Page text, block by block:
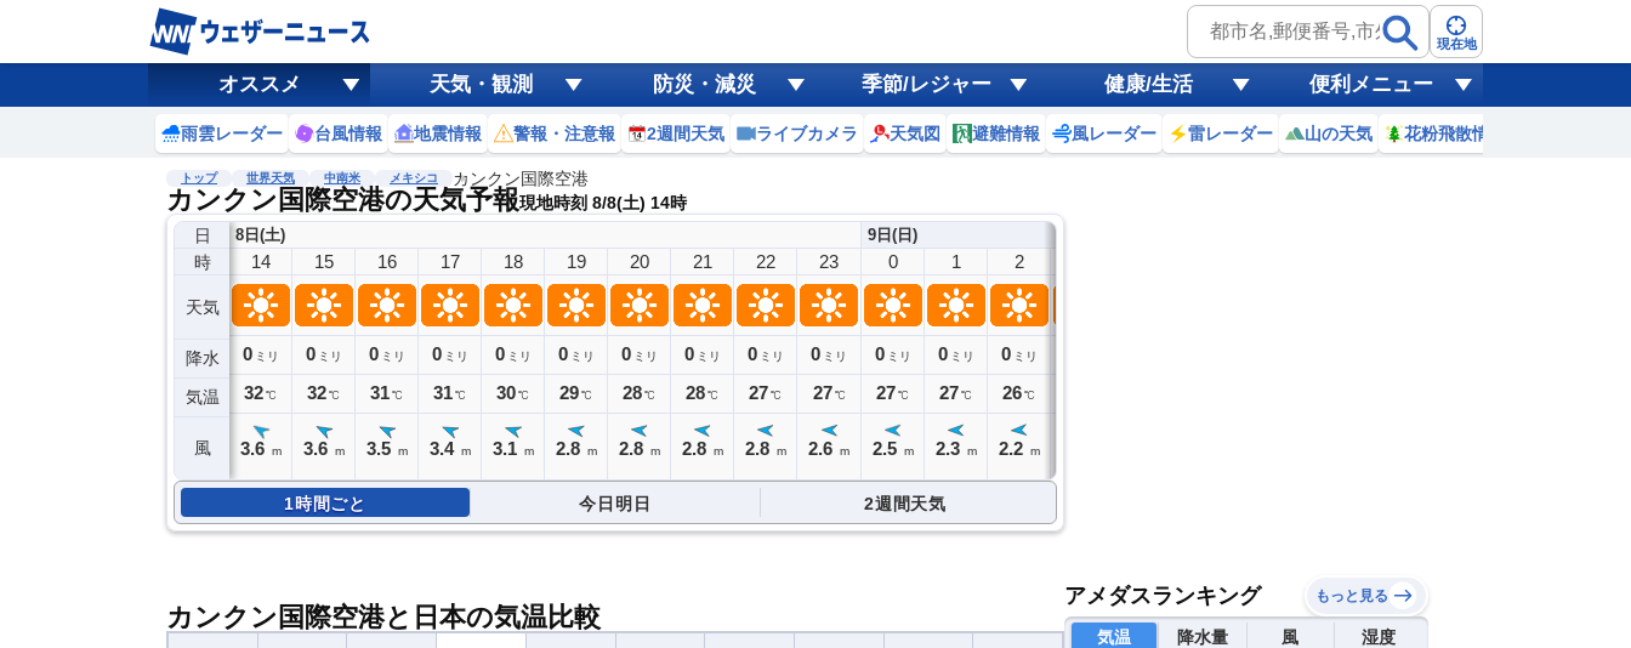
現在地
オススメ 天気・観測 防災・減災 季節/レジャー 健康/生活 便利メニュー
雨雲レーダー 台風情報 地震情報 警報・注意報 2週間天気 ライブカメラ 天気図 避難情報 風レーダー 雷レーダー 山の天気 花粉飛散情報
トップ 世界天気 中南米 メキシコ カンクン国際空港
カンクン国際空港の天気予報現地時刻 8/8(土) 14時
日
時
天気
降水
気温
風
8日(土)
14
0 ミリ
32℃
3.6 m
15
0 ミリ
32℃
3.6 m
16
0 ミリ
31℃
3.5 m
17
0 ミリ
31℃
3.4 m
18
0 ミリ
30℃
3.1 m
19
0 ミリ
29℃
2.8 m
20
0 ミリ
28℃
2.8 m
21
0 ミリ
28℃
2.8 m
22
0 ミリ
27℃
2.8 m
23
0 ミリ
27 ℃
2.6 m
9日(日)
0
0 ミリ
27℃
2.5 m
1
0 ミリ
27℃
2.3 m
2
0 ミリ
26℃
2.2 m
1時間ごと 今日明日 2週間天気
カンクン国際空港と日本の気温比較
アメダスランキング もっと見る
気温 降水量 風 湿度